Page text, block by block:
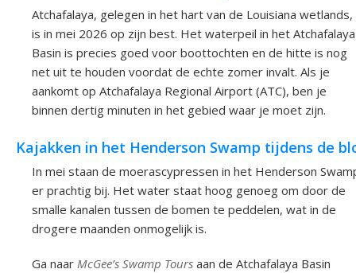
Atchafalaya, gelegen in het hart van de Louisiana wetlands,
is in mei 2026 op zijn best. Het waterpeil in het Atchafalaya
Basin is precies goed voor boottochten en de hitte is nog
net uit te houden voordat de echte zomer invalt. Als je
aankomt op Atchafalaya Regional Airport (ATC), ben je
binnen dertig minuten in het gebied waar je moet zijn.
Kajakken in het Henderson Swamp tijdens de
In mei staan de moerascypressen in het Henderson
er prachtig bij. Het water staat hoog genoeg om door de
smalle kanalen tussen de bomen te peddelen, wat in de
drogere maanden onmogelijk is.
Ga naar McGee’s Swamp Tours aan de Atchafalaya Basin